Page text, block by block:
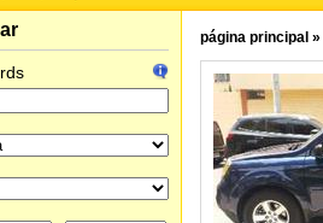
página principal »